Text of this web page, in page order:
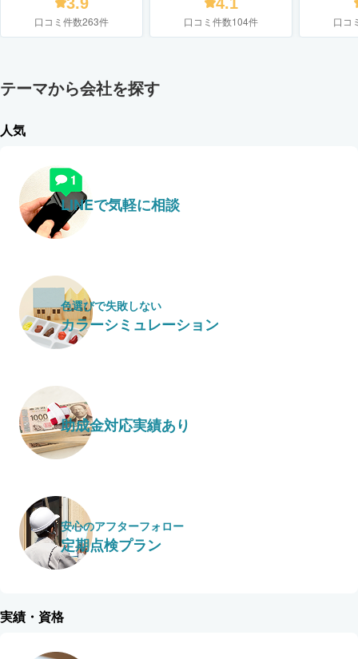
3.9
口コミ件数263件
4.1
口コミ件数104件 口コ
テーマから会社を探す
人気
LINEで気軽に相談
色選びで失敗しない
カラーシミュレーション
助成金対応実績あり
安心のアフターフォロー
定期点検プラン
実績・資格